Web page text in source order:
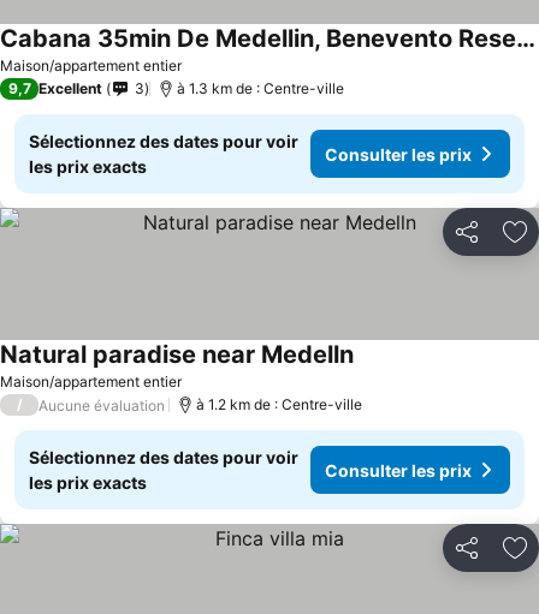
Maison/appartement entier
Cabana 35min De Medellin, Benevento Reserva
9,7 Excellent 3 à 1.3 km de : Centre-ville
Sélectionnez des dates pour voir
les prix exacts
Consulter les prix
Partager
Maison/appartement entier
Natural paradise near Medelln
/ Aucune évaluation à 1.2 km de : Centre-ville
Sélectionnez des dates pour voir
les prix exacts
Consulter les prix
Partager